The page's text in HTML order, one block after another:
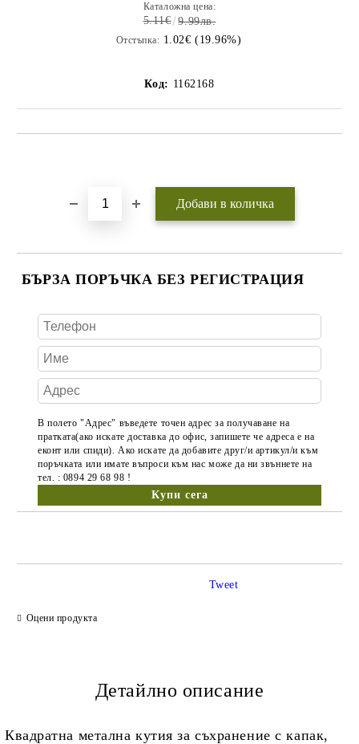
Каталожна цена:
5.11€ 9.99лв.
Отстъпка: 1.02€ (19.96%)
Код: 1162168
БЪРЗА ПОРЪЧКА БЕЗ РЕГИСТРАЦИЯ
В полето "Адрес" въведете точен адрес за получаване на
пратката(ако искате доставка до офис, запишете че адреса е на
еконт или спиди). Ако искате да добавите друг/и артикул/и към
поръчката или имате въпроси към нас може да ни звъннете на
тел. : 0894 29 68 98 !
Оцени продукта
Tweet
Детайлно описание
Квадратна метална кутия за съхранение с капак,